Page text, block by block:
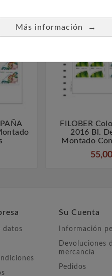
Más información →

FILOBER
2016 Bl.
Montado
datos
Su Cuenta
Información
Devoluciones
mercancía
Pedidos